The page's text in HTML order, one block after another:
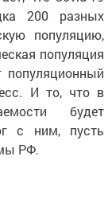
200 разных
популяцию,
популяция
И то, что в
будет
с ним, пусть
РФ.